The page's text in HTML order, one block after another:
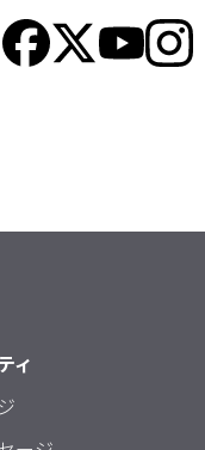
ィ